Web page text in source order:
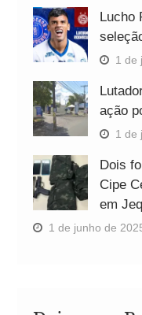
Lucho
1 de
ação
1 de
Dois
Cipe
em
1 de junho de